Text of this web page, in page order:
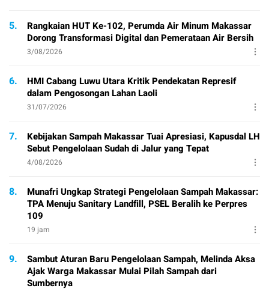
5.
Rangkaian HUT Ke-102, Perumda Air Minum Makassar
Dorong Transformasi Digital dan Pemerataan Air Bersih
3/08/2026
6.
HMI Cabang Luwu Utara Kritik Pendekatan Represif
dalam Pengosongan Lahan Laoli
31/07/2026
7.
Kebijakan Sampah Makassar Tuai Apresiasi, Kapusdal LH
Sebut Pengelolaan Sudah di Jalur yang Tepat
4/08/2026
8.
Munafri Ungkap Strategi Pengelolaan Sampah Makassar:
TPA Menuju Sanitary Landfill, PSEL Beralih ke Perpres
109
19 jam
9.
Sambut Aturan Baru Pengelolaan Sampah, Melinda Aksa
Ajak Warga Makassar Mulai Pilah Sampah dari
Sumbernya